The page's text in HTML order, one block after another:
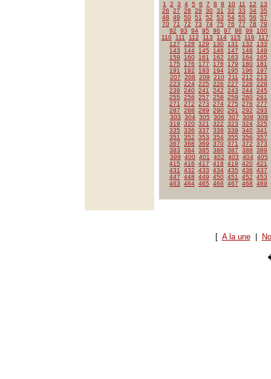
1 2 3 4 5 6 7 8 9 10 11 12
13
26
27 28 29 30 31 32 33 34 35
48
49 50 51 52 53 54 55 56
57
70 71 72 73 74 75 76 77 78
79
92
93 94 95 96 97 98 99
100
110
111 112 113 114 115 116
117
127
128 129 130 131 132
133
143
144 145 146 147 148
149
159
160 161 162 163 164
165
175
176 177 178 179 180
181
191
192 193 194 195 196
197
207
208 209 210 211 212
213
223
224 225 226 227 228
229
239
240 241 242 243 244 245
255
256 257 258 259 260 261
271
272 273 274 275 276
277
287
288 289 290 291 292
293
303
304 305 306 307 308
309
319
320 321 322 323 324 325
335
336 337 338 339 340 341
351
352 353 354 355 356
357
367
368 369 370 371 372
373
383
384 385 386 387 388
389
399
400 401 402 403 404 405
415
416 417 418 419 420 421
431
432 433 434 435 436
437
447
448 449 450 451 452
453
463
464 465 466 467 468 469
[ A la une|